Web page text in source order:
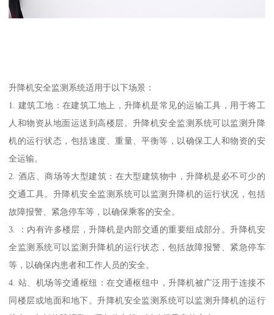
升降机安全监测系统适用于以下场景：
1. 建筑工地：在建筑工地上，升降机是常见的运输工具，用于将工
人和物资从地面运送到高楼层。升降机安全监测系统可以监测升降
机的运行状态，包括速度、重量、平衡等，以确保工人和物资的安
全运输。
2. 酒店、商场等大型建筑：在大型建筑物中，升降机是必不可少的
交通工具。升降机安全监测系统可以监测升降机的运行状况，包括
故障报警、紧急停车等，以确保乘客的安全。
3. ：内有许多楼层，升降机是内部交通的重要组成部分。升降机安
全监测系统可以监测升降机的运行状态，包括故障报警、紧急停车
等，以确保内患者和工作人员的安全。
4. 站、机场等交通枢纽：在交通枢纽中，升降机被广泛用于连接不
同楼层或地面和地下。升降机安全监测系统可以监测升降机的运行